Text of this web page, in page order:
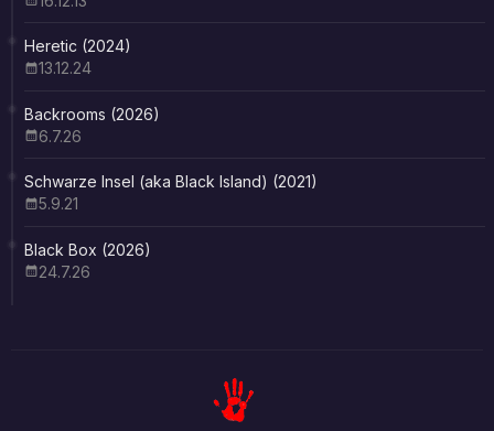
Heretic (2024)
13.12.24
Backrooms (2026)
6.7.26
Schwarze Insel (aka Black Island) (2021)
5.9.21
Black Box (2026)
24.7.26